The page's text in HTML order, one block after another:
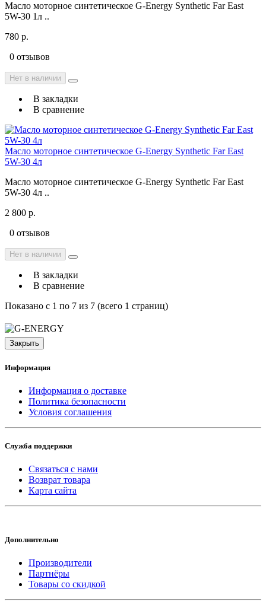
Масло моторное синтетическое G-Energy Synthetic Far East
5W-30 1л ..
780 р.
0 отзывов
Нет в наличии
В закладки
В сравнение
Масло моторное синтетическое G-Energy Synthetic Far East
5W-30 4л
Масло моторное синтетическое G-Energy Synthetic Far East
5W-30 4л ..
2 800 р.
0 отзывов
Нет в наличии
В закладки
В сравнение
Показано с 1 по 7 из 7 (всего 1 страниц)
Закрыть
Информация
Информация о доставке
Политика безопасности
Условия соглашения
Служба поддержки
Связаться с нами
Возврат товара
Карта сайта
Дополнительно
Производители
Партнёры
Товары со скидкой